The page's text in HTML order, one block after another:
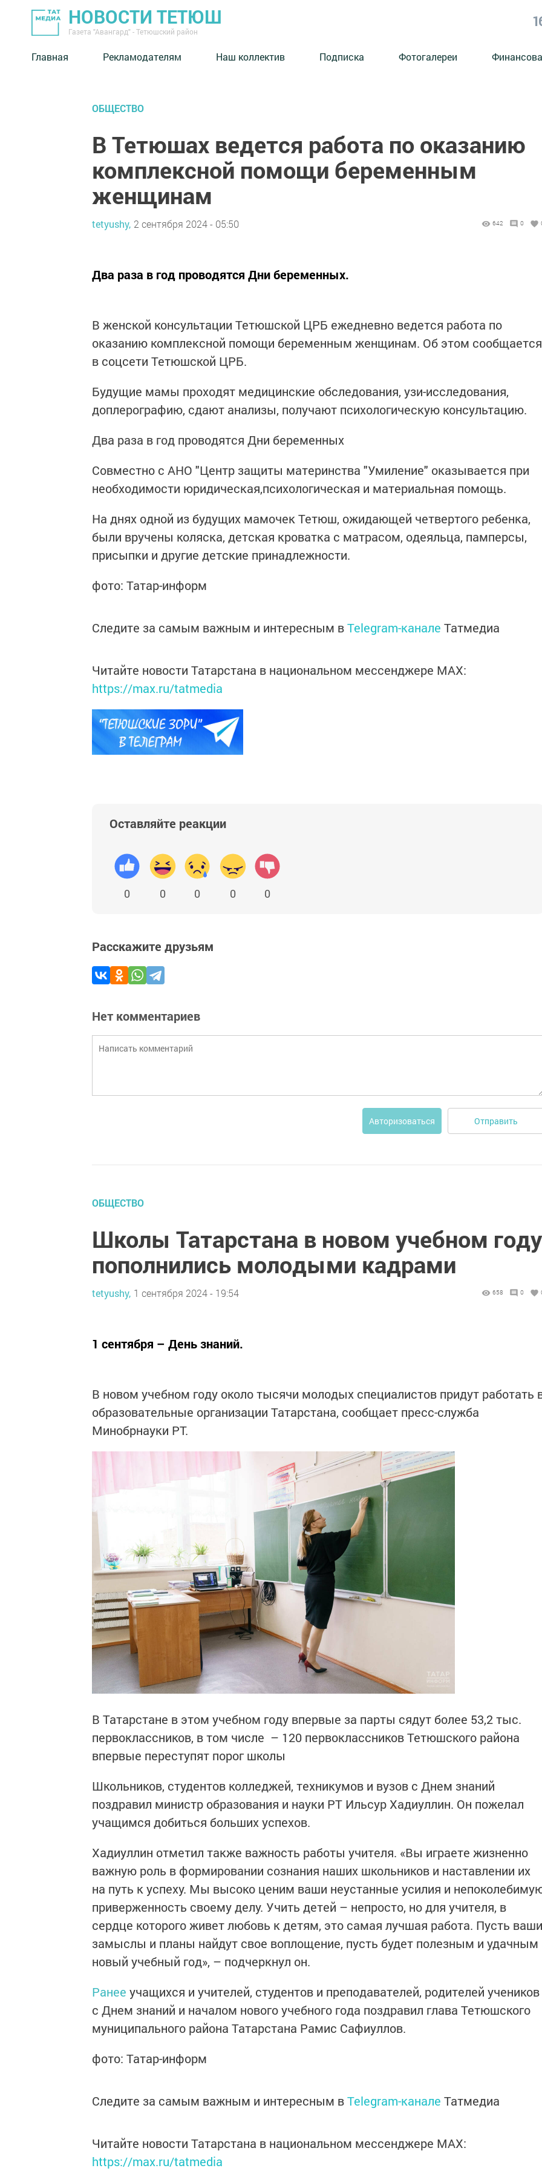
НОВОСТИ ТЕТЮШ
Газета "Авангард" - Тетюшский район
Главная Рекламодателям Наш коллектив Подписка Фотогалереи
ОБЩЕСТВО
В Тетюшах ведется работа по оказанию
комплексной помощи беременным
женщинам
tetyushy, 2 сентября 2024 - 05:50 642 0
Два раза в год проводятся Дни беременных.
В женской консультации Тетюшской ЦРБ ежедневно ведется работа по
оказанию комплексной помощи беременным женщинам. Об этом сообщается
в соцсети Тетюшской ЦРБ.
Будущие мамы проходят медицинские обследования, узи-исследования,
доплерографию, сдают анализы, получают психологическую консультацию.
Два раза в год проводятся Дни беременных
Совместно с АНО "Центр защиты материнства "Умиление" оказывается при
необходимости юридическая,психологическая и материальная помощь.
На днях одной из будущих мамочек Тетюш, ожидающей четвертого ребенка,
были вручены коляска, детская кроватка с матрасом, одеяльца, памперсы,
присыпки и другие детские принадлежности.
фото: Татар-информ
Следите за самым важным и интересным вTelegram-канале Татмедиа
Читайте новости Татарстана в национальном мессенджере MАХ:
https://max.ru/tatmedia
Оставляйте реакции
0 0 0 0 0
Расскажите друзьям
Нет комментариев
Авторизоваться Отправить
ОБЩЕСТВО
Школы Татарстана в новом учебном году
пополнились молодыми кадрами
tetyushy, 1 сентября 2024 - 19:54 658 0
1 сентября – День знаний.
В новом учебном году около тысячи молодых специалистов придут работать
образовательные организации Татарстана, сообщает пресс-служба
Минобрнауки РТ.
В Татарстане в этом учебном году впервые за парты сядут более 53,2 тыс.
первоклассников, в том числе – 120 первоклассников Тетюшского района
впервые переступят порог школы
Школьников, студентов колледжей, техникумов и вузов с Днем знаний
поздравил министр образования и науки РТ Ильсур Хадиуллин. Он пожелал
учащимся добиться больших успехов.
Хадиуллин отметил также важность работы учителя. «Вы играете жизненно
важную роль в формировании сознания наших школьников и наставлении их
на путь к успеху. Мы высоко ценим ваши неустанные усилия и
приверженность своему делу. Учить детей – непросто, но для учителя, в
сердце которого живет любовь к детям, это самая лучшая работа. Пусть ваши
замыслы и планы найдут свое воплощение, пусть будет полезным и удачным
новый учебный год», – подчеркнул он.
Ранее учащихся и учителей, студентов и преподавателей, родителей учеников
с Днем знаний и началом нового учебного года поздравил глава Тетюшского
муниципального района Татарстана Рамис Сафиуллов.
фото: Татар-информ
Следите за самым важным и интересным вTelegram-канале Татмедиа
Читайте новости Татарстана в национальном мессенджере MАХ:
https://max.ru/tatmedia